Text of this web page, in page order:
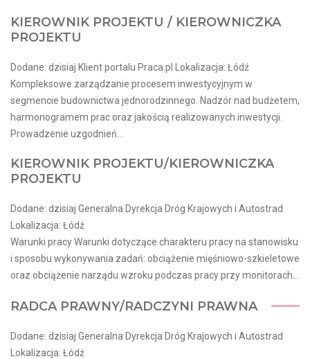
KIEROWNIK PROJEKTU / KIEROWNICZKA
PROJEKTU
Dodane: dzisiaj Klient portalu Praca.pl Lokalizacja: Łódź
Kompleksowe zarządzanie procesem inwestycyjnym w
segmencie budownictwa jednorodzinnego. Nadzór nad budżetem,
harmonogramem prac oraz jakością realizowanych inwestycji.
Prowadzenie uzgodnień...
KIEROWNIK PROJEKTU/KIEROWNICZKA
PROJEKTU
Dodane: dzisiaj Generalna Dyrekcja Dróg Krajowych i Autostrad
Lokalizacja: Łódź
Warunki pracy Warunki dotyczące charakteru pracy na stanowisku
i sposobu wykonywania zadań: obciążenie mięśniowo-szkieletowe
oraz obciążenie narządu wzroku podczas pracy przy monitorach...
RADCA PRAWNY/RADCZYNI PRAWNA
Dodane: dzisiaj Generalna Dyrekcja Dróg Krajowych i Autostrad
Lokalizacja: Łódź